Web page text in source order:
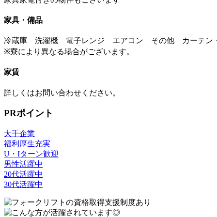
家具・備品
冷蔵庫 洗濯機 電子レンジ エアコン その他 カーテン
※寮により異なる場合がございます。
家賃
詳しくはお問い合わせください。
PRポイント
大手企業
福利厚生充実
U・Iターン歓迎
男性活躍中
20代活躍中
30代活躍中